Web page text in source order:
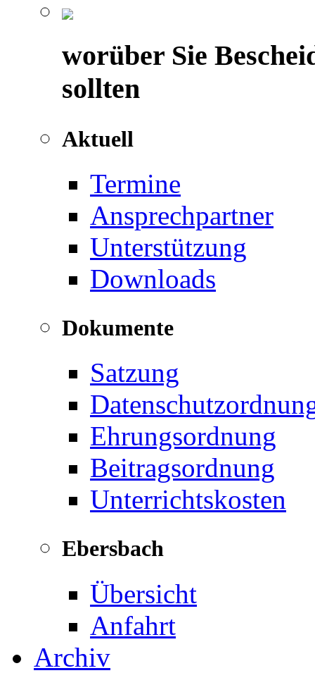
worüber Sie
sollten
Aktuell
Termine
Ansprechpartner
Unterstützung
Downloads
Dokumente
Satzung
Ehrungsordnung
Beitragsordnung
Unterrichtskosten
Ebersbach
Übersicht
Anfahrt
Archiv